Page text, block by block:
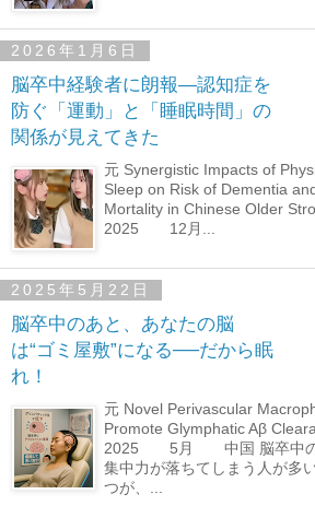
2026年1月6日
脳卒中経験者に朗報―認知症を
防ぐ「運動」と「睡眠時間」の
関係が見えてきた
元 Synergistic Impacts of
Sleep on Risk of Dementia
Mortality in Chinese Older
2025 12月...
2025年5月22日
脳卒中のあと、あなたの脳
は“ゴミ屋敷”になる──だから眠
れ！
元 Novel Perivascular
Promote Glymphatic Aβ
2025 5月 中国 脳卒中の
集中力が落ちてしまう人が多
つが、...